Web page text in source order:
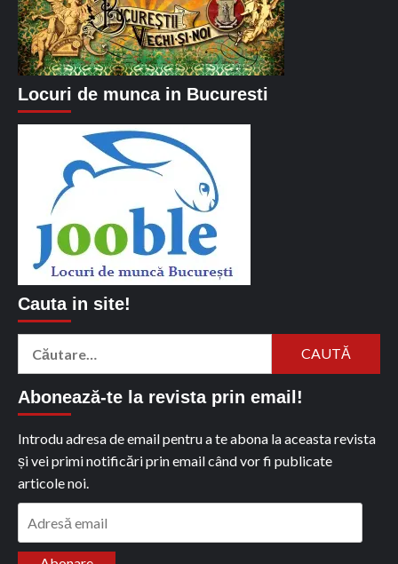
Locuri de munca in Bucuresti
Cauta in site!
Abonează-te la revista prin email!
Introdu adresa de email pentru a te abona la aceasta revista
și vei primi notificări prin email când vor fi publicate
articole noi.